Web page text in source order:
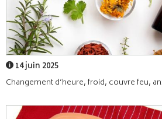
14 juin 2025
Changement d’heure, froid, couvre feu,